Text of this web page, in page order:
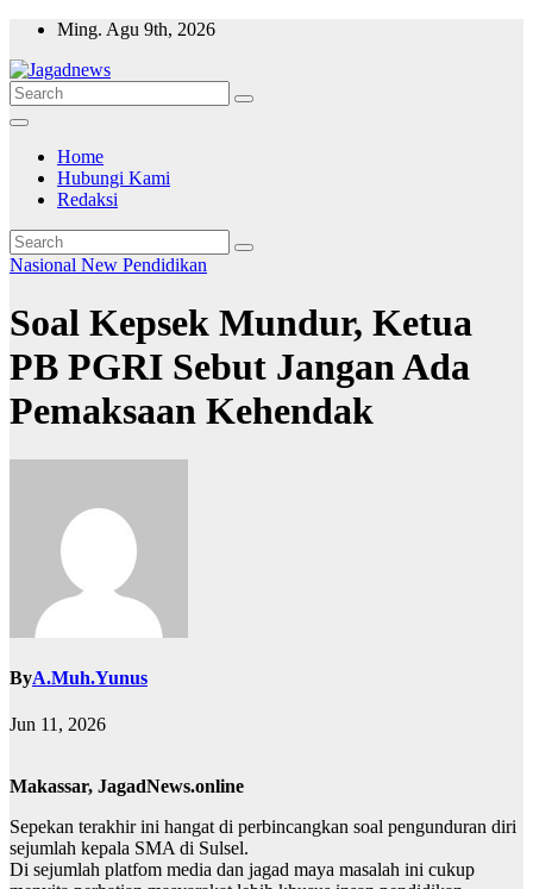
Skip
content
Ming. Agu 9th, 2026
Home
Hubungi Kami
Redaksi
Nasional New Pendidikan
Soal Kepsek Mundur, Ketua
PB PGRI Sebut Jangan Ada
Pemaksaan Kehendak
ByA.Muh.Yunus
Jun 11, 2026
Makassar, JagadNews.online
Sepekan terakhir ini hangat di perbincangkan soal pengunduran diri
sejumlah kepala SMA di Sulsel.
Di sejumlah platfom media dan jagad maya masalah ini cukup